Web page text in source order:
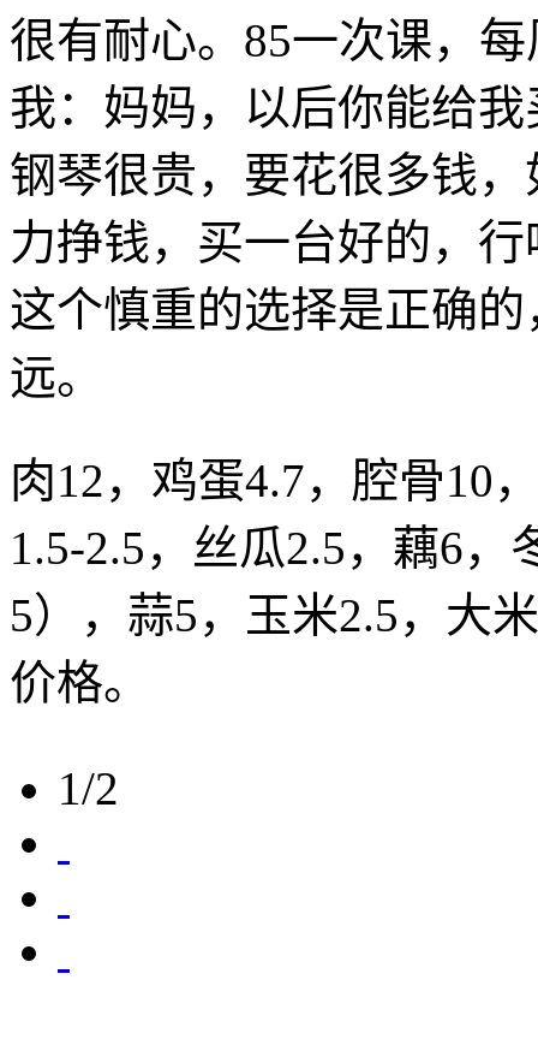
很有耐心。85一次课，
我：妈妈，以后你能给
钢琴很贵，要花很多钱
力挣钱，买一台好的，
这个慎重的选择是正确
远。
肉12，鸡蛋4.7，腔骨10
1.5-2.5，丝瓜2.5，藕6，
5），蒜5，玉米2.5，大
价格。
1/2